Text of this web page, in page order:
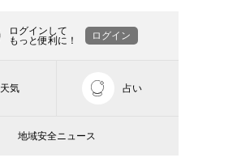
ログインして
もっと便利に！
ログイン
天気 占い
地域安全ニュース